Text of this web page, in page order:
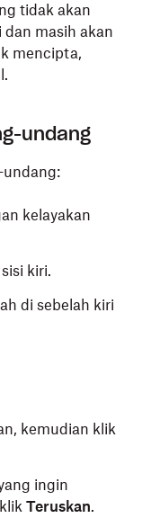
tidak akan
masih akan
mencipta,
undang
kelayakan
kiri.
di sebelah kiri
kemudian klik
ingin
Teruskan.